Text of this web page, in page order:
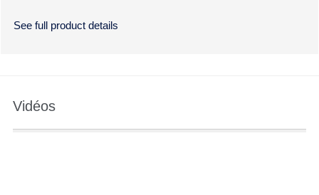
See full product details
Vidéos